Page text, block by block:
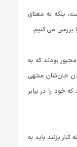
بلکه به معنای
بررسی می‌ کنیم.
بودند که به
جان‌شان منتهی
خود را در برابر
بزنند باید به